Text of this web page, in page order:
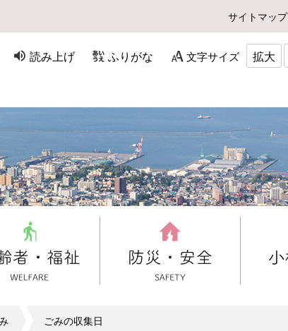
サイトマップ
読み上げ ふりがな 文字サイズ 拡大
ごみの収集日